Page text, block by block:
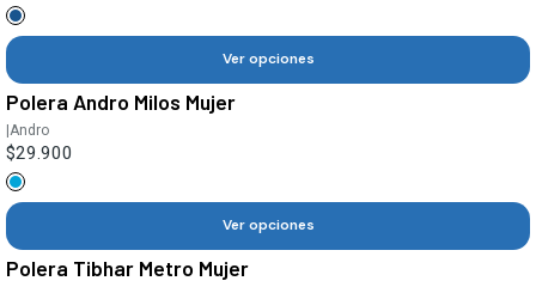
Ver opciones
Polera Andro Milos Mujer
|Andro
$29.900
Ver opciones
Polera Tibhar Metro Mujer